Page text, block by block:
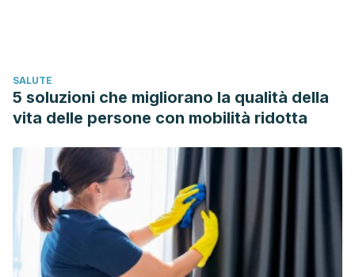
SALUTE
5 soluzioni che migliorano la qualità della
vita delle persone con mobilità ridotta